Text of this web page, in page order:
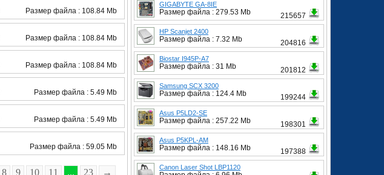
GIGABYTE GA-8IE
Размер файла : 279.53 Mb 215657
HP Scanjet 2400
Размер файла : 7.32 Mb 204816
Biostar I945P-A7
Размер файла : 31 Mb 201812
Samsung SCX 3200
Размер файла : 124.4 Mb 199244
Asus P5LD2-SE
Размер файла : 257.22 Mb 198301
Asus P5KPL-AM
Размер файла : 148.16 Mb 197388
Canon Laser Shot LBP1120
Размер файла : 108.84 Mb
Размер файла : 108.84 Mb
Размер файла : 108.84 Mb
Размер файла : 5.49 Mb
Размер файла : 5.49 Mb
Размер файла : 59.05 Mb
8 9 10 11 ... 23 →